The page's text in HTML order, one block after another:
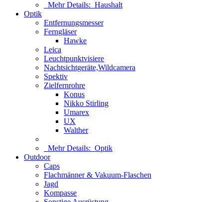
Mehr Details: Haushalt
Optik
Entfernungsmesser
Ferngläser
Hawke
Leica
Leuchtpunktvisiere
Nachtsichtgeräte,Wildcamera
Spektiv
Zielfernrohre
Konus
Nikko Stirling
Umarex
UX
Walther
Mehr Details: Optik
Outdoor
Caps
Flachmänner & Vakuum-Flaschen
Jagd
Kompasse